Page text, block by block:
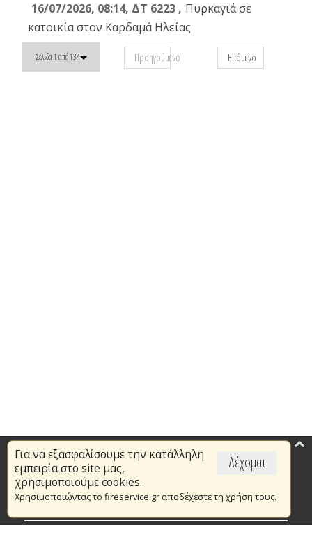
16/07/2026, 08:14, ΔΤ 6223 , Πυρκαγιά σε
κατοικία στον Καρδαμά Ηλείας
Σελίδα 1 από 134 Προηγούμενο Επόμενο
Δέχομαι
Για να εξασφαλίσουμε την κατάλληλη
εμπειρία στο site μας,
χρησιμοποιούμε cookies.
Χρησιμοποιώντας το fireservice.gr αποδέχεστε τη χρήση τους.
Επικαιρότητα
Το Πυροσβεστικό Σώμα